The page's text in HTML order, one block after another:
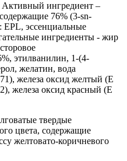
Активный ингредиент –
76% (3-sn-
эссенциальные
ингредиенты - жир
этилванилин, 1-(4-
желатин, вода
железа оксид желтый (Е
железа оксид красный (Е
твердые
цвета, содержащие
желтовато-коричневого